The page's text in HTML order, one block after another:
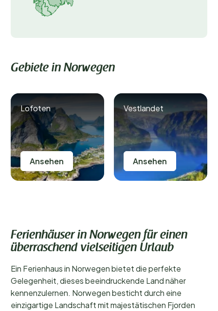
Gebiete in Norwegen
Lofoten
Ansehen
Vestlandet
Ansehen
Ferienhäuser in Norwegen für einen
überraschend vielseitigen Urlaub
Ein Ferienhaus in Norwegen bietet die perfekte
Gelegenheit, dieses beeindruckende Land näher
kennenzulernen. Norwegen besticht durch eine
einzigartige Landschaft mit majestätischen Fjorden